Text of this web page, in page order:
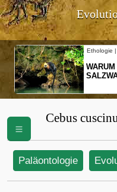
Ethologie
Cebus
Paläontologie